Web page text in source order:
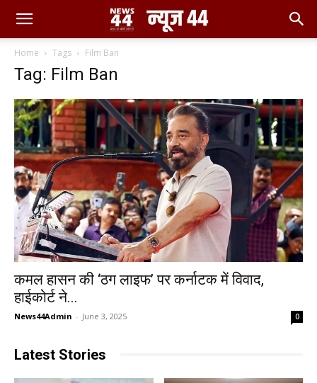
Home Tags Film Ban
Tag: Film Ban
कमल हासन की ‘ठग लाइफ’ पर कर्नाटक में विवाद,
हाईकोर्ट ने...
News44Admin - June 3, 2025 0
Latest Stories